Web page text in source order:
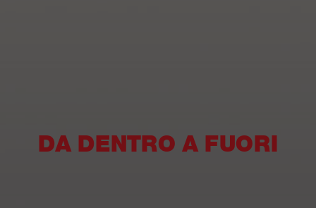
DA DENTRO A FUORI